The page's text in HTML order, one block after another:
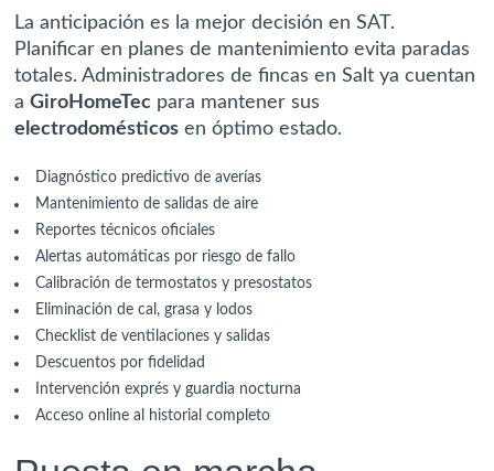
La anticipación es la mejor decisión en SAT.
Planificar en planes de mantenimiento evita paradas
totales. Administradores de fincas en Salt ya cuentan
aGiroHomeTec para mantener sus
electrodomésticos en óptimo estado.
Diagnóstico predictivo de averías
Mantenimiento de salidas de aire
Reportes técnicos oficiales
Alertas automáticas por riesgo de fallo
Calibración de termostatos y presostatos
Eliminación de cal, grasa y lodos
Checklist deventilaciones y salidas
Descuentos por fidelidad
Intervención exprés y guardia nocturna
Acceso online al historial completo